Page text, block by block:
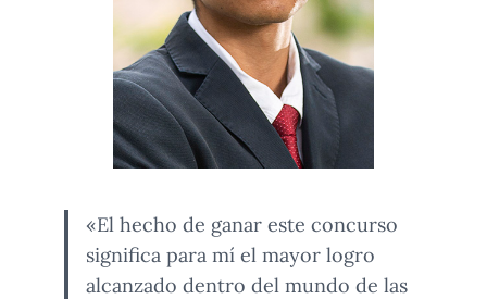
«El hecho de ganar este concurso
significa para mí el mayor logro
alcanzado dentro del mundo de las